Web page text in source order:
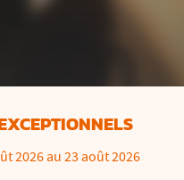
2026 au 23 août 2026